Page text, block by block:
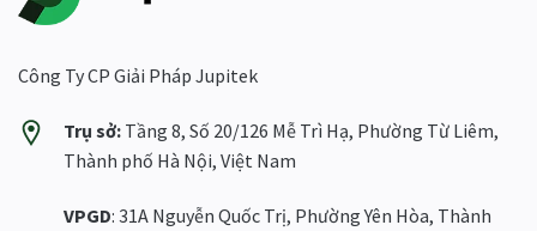
Công Ty CP Giải Pháp Jupitek
Trụ sở: Tầng 8, Số 20/126 Mễ Trì Hạ, Phường Từ Liêm,
Thành phố Hà Nội, Việt Nam
VPGD: 31A Nguyễn Quốc Trị, Phường Yên Hòa, Thành